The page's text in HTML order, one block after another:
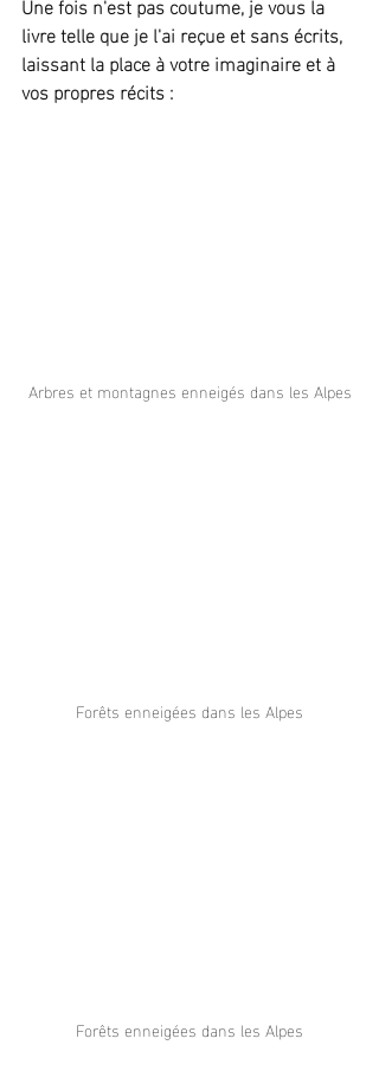
livre telle que je l'ai reçue et sans écrits,
laissant la place à votre imaginaire et à
vos propres récits :
Arbres et montagnes enneigés dans les Alpes
Forêts enneigées dans les Alpes
Forêts enneigées dans les Alpes